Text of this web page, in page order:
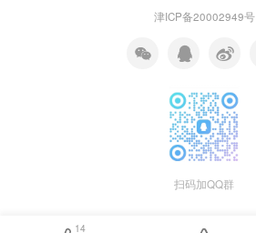
津ICP备20002949号
扫码加QQ群
14